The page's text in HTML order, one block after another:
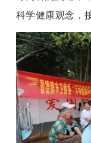
科学健康观念，